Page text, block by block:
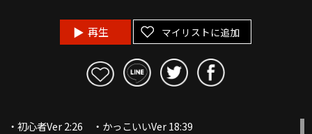
再生 マイリストに追加
・初心者Ver 2:26 ・かっこいいVer 18:39